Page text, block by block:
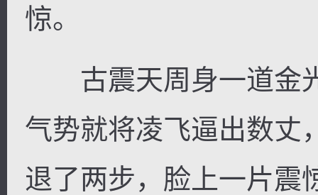
惊。
古震天周身一道金
气势就将凌飞逼出数丈
退了两步，脸上一片震